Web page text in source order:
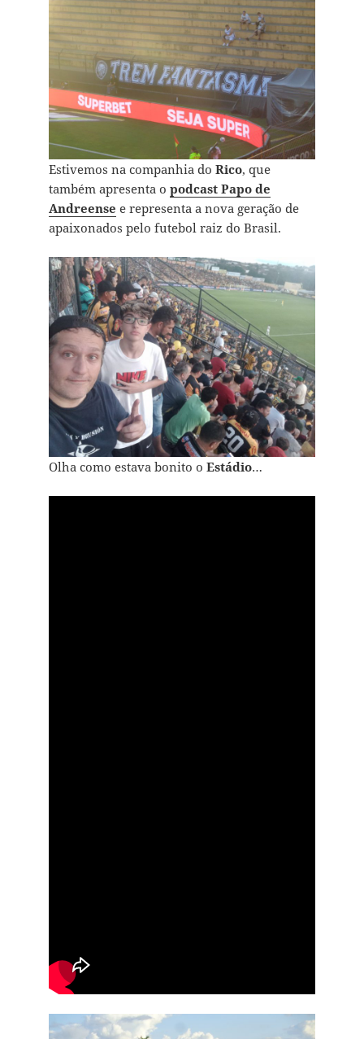
Estivemos na companhia do Rico, que
também apresenta o podcast Papo de
Andreense e representa a nova geração de
apaixonados pelo futebol raiz do Brasil.
Olha como estava bonito o Estádio…